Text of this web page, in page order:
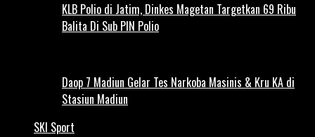
KLB Polio di Jatim, Dinkes Magetan Targetkan 69 Ribu
Balita Di Sub PIN Polio
Daop 7 Madiun Gelar Tes Narkoba Masinis & Kru KA di
Stasiun Madiun
SKI Sport